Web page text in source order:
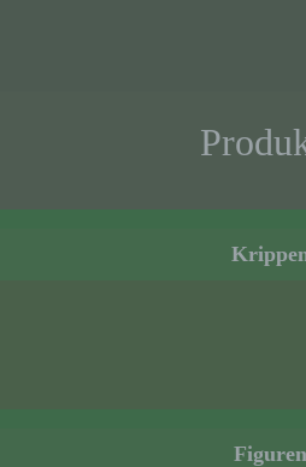
Figuren